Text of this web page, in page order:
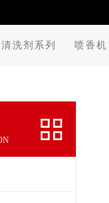
清洗剂系列 喷香机